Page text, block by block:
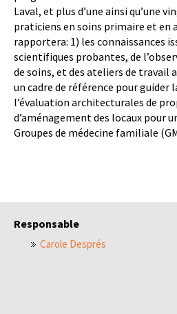
Laval, et plus d’une ainsi qu’une
praticiens en soins primaire et en
rapportera: 1) les connaissances
scientifiques probantes, de
de soins, et des ateliers de travail
un cadre de référence pour guider
l’évaluation architecturales de
d’aménagement des locaux pour
Groupes de médecine familiale
Responsable
Carole Després